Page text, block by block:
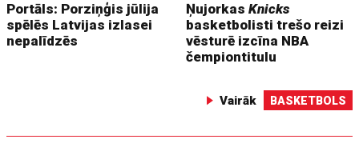
Portāls: Porziņģis jūlija
spēlēs Latvijas izlasei
nepalīdzēs
ŅujorkasKnicks
basketbolisti trešo reizi
vēsturē izcīna NBA
čempiontitulu
Vairāk BASKETBOLS